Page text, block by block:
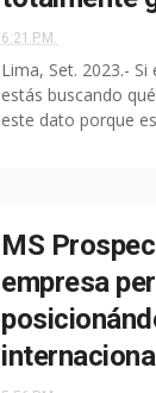
6:21 P.M.
Lima, Set. 2023.-
estás buscando
este dato porque
MS
empresa